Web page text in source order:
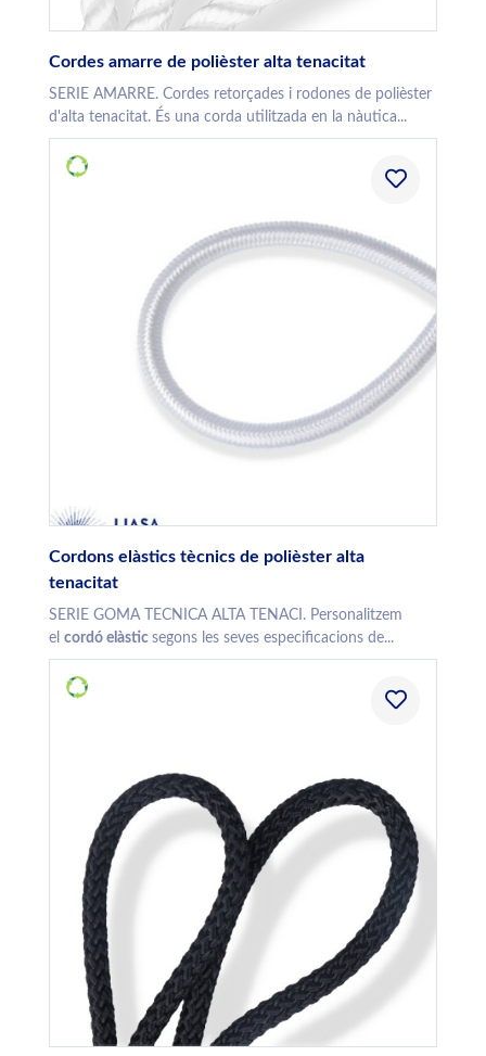
Cordes amarre de polièster alta tenacitat
SERIE AMARRE. Cordes retorçades i rodones de polièster
d'alta tenacitat. És una corda utilitzada en la nàutica...
Cordons elàstics tècnics de polièster alta
tenacitat
SERIE GOMA TECNICA ALTA TENACI. Personalitzem
el cordó elàstic segons les seves especificacions de...